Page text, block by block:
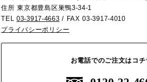
住所 東京都豊島区巣鴨3-34-1
TEL03-3917-4663 / FAX 03-3917-4010
プライバシーポリシー
お電話でのご注文はコチ